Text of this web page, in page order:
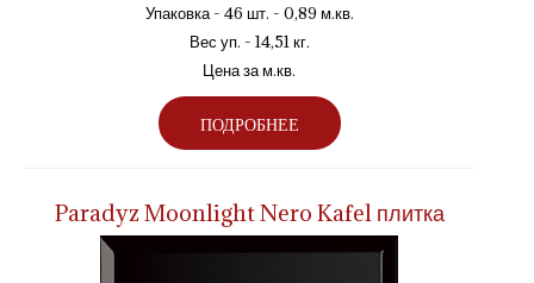
Упаковка - 46 шт. - 0,89 м.кв.
Вес уп. - 14,51 кг.
Цена за м.кв.
ПОДРОБНЕЕ
Paradyz Moonlight Nero Kafel плитка